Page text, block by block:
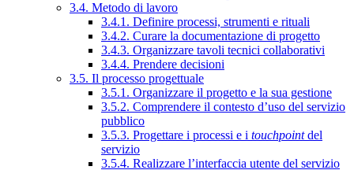
3.4. Metodo di lavoro
3.4.1. Definire processi, strumenti e rituali
3.4.2. Curare la documentazione di progetto
3.4.3. Organizzare tavoli tecnici collaborativi
3.4.4. Prendere decisioni
3.5. Il processo progettuale
3.5.1. Organizzare il progetto e la sua gestione
3.5.2. Comprendere il contesto d’uso del servizio
pubblico
3.5.3. Progettare i processi e i touchpointdel
servizio
3.5.4. Realizzare l’interfaccia utente del servizio